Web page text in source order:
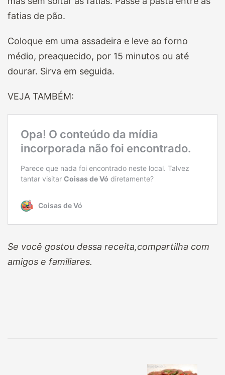
fatias de pão.
Coloque em uma assadeira e leve ao forno
médio, preaquecido, por 15 minutos ou até
dourar. Sirva em seguida.
VEJA TAMBÉM:
Se você gostou dessa receita,compartilha com
amigos e familiares.